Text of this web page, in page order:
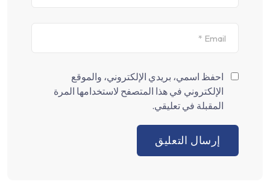
احفظ اسمي، بريدي الإلكتروني، والموقع
الإلكتروني في هذا المتصفح لاستخدامها المرة
المقبلة في تعليقي.